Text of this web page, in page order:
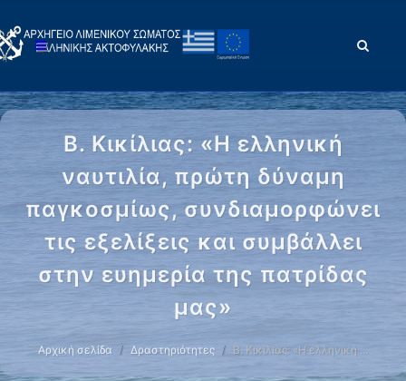
Β. Κικίλιας: «Η ελληνική
ναυτιλία, πρώτη δύναμη
παγκοσμίως, συνδιαμορφώνει
τις εξελίξεις και συμβάλλει
στην ευημερία της πατρίδας
μας»
Αρχική σελίδα Δραστηριότητες Β. Κικίλιας: «Η ελληνική …